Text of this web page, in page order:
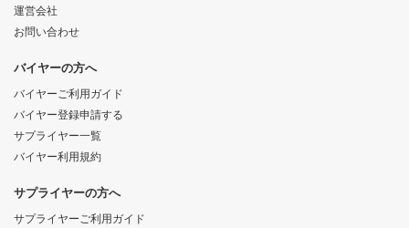
運営会社
お問い合わせ
バイヤーの方へ
バイヤーご利用ガイド
バイヤー登録申請する
サプライヤー一覧
バイヤー利用規約
サプライヤーの方へ
サプライヤーご利用ガイド